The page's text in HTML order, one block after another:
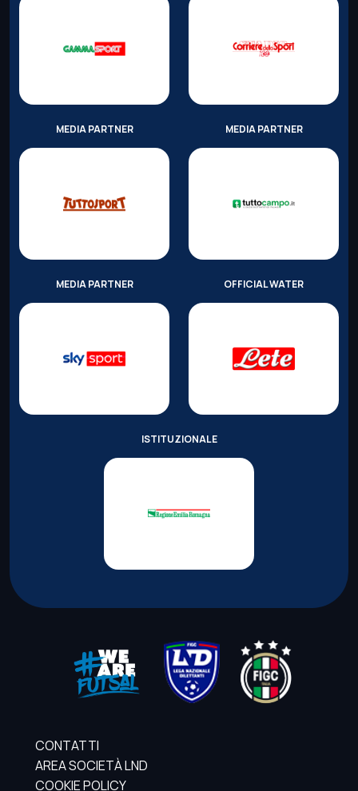
MEDIA PARTNER MEDIA PARTNER
MEDIA PARTNER OFFICIAL WATER
ISTITUZIONALE
CONTATTI
AREA SOCIETÀ LND
COOKIE POLICY